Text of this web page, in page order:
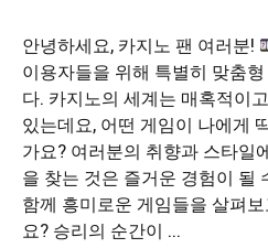
안녕하세요, 카지노 팬 여러분!
이용자들을 위해 특별히 맞춤
다. 카지노의 세계는 매혹적이
있는데요, 어떤 게임이 나에게
가요? 여러분의 취향과 스타일
을 찾는 것은 즐거운 경험이 될
함께 흥미로운 게임들을 살펴
요? 승리의 순간이 ...